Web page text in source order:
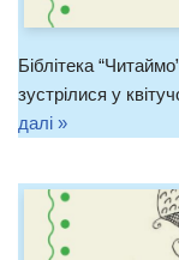
Біблітека
зустрілися у
далі »